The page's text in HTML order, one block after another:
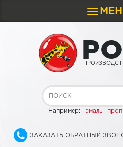
Toggle
PO
Например: эмаль
ЗАКАЗАТЬ ОБРАТНЫЙ